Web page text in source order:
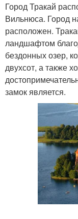
Город Тракай
Вильнюса. Город
расположен.
ландшафтом
бездонных озер,
двухсот, а также
замок является.